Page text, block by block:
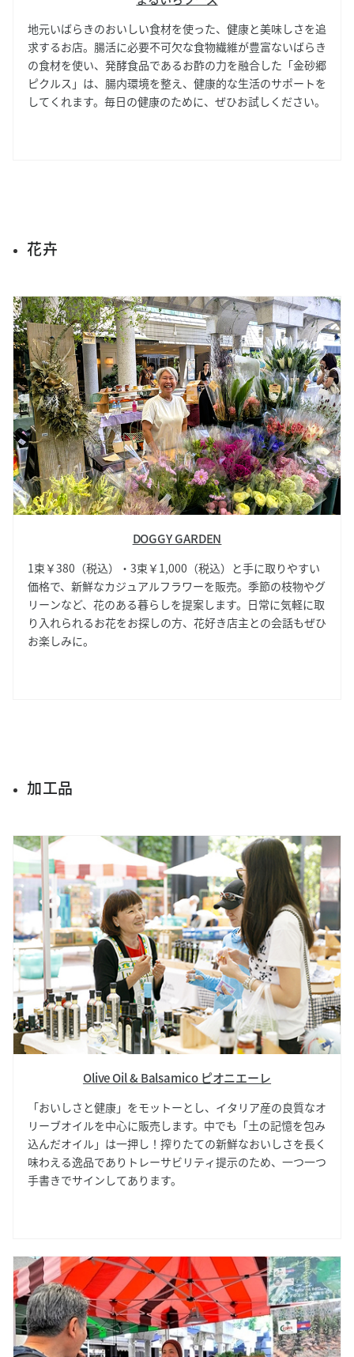
サイト内検索
地元いばらきのおいしい食材を使った、健康と美味しさを追
求するお店。腸活に必要不可欠な食物繊維が豊富ないばらき
の食材を使い、発酵食品であるお酢の力を融合した「金砂郷
ピクルス」は、腸内環境を整え、健康的な生活のサポートを
してくれます。毎日の健康のために、ぜひお試しください。
花卉
DOGGY GARDEN
1束￥380（税込）・3束￥1,000（税込）と手に取りやすい
価格で、新鮮なカジュアルフラワーを販売。季節の枝物やグ
リーンなど、花のある暮らしを提案します。日常に気軽に取
り入れられるお花をお探しの方、花好き店主との会話もぜひ
お楽しみに。
加工品
Olive Oil & Balsamico ピオニエーレ
「おいしさと健康」をモットーとし、イタリア産の良質なオ
リーブオイルを中心に販売します。中でも「土の記憶を包み
込んだオイル」は一押し！搾りたての新鮮なおいしさを長く
味わえる逸品でありトレーサビリティ提示のため、一つ一つ
手書きでサインしてあります。